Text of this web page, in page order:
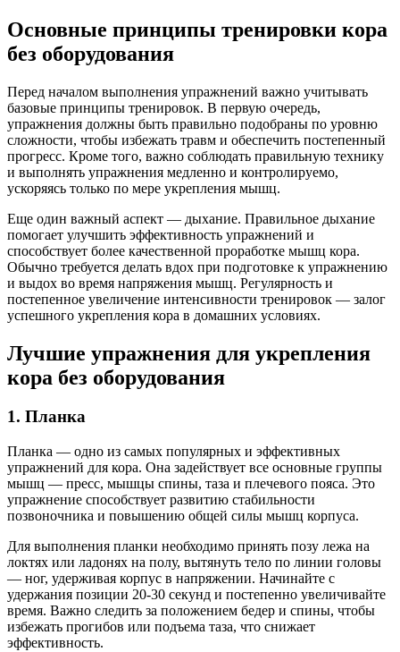
Основные принципы тренировки кора
без оборудования
Перед началом выполнения упражнений важно учитывать
базовые принципы тренировок. В первую очередь,
упражнения должны быть правильно подобраны по уровню
сложности, чтобы избежать травм и обеспечить постепенный
прогресс. Кроме того, важно соблюдать правильную технику
и выполнять упражнения медленно и контролируемо,
ускоряясь только по мере укрепления мышц.
Еще один важный аспект — дыхание. Правильное дыхание
помогает улучшить эффективность упражнений и
способствует более качественной проработке мышц кора.
Обычно требуется делать вдох при подготовке к упражнению
и выдох во время напряжения мышц. Регулярность и
постепенное увеличение интенсивности тренировок — залог
успешного укрепления кора в домашних условиях.
Лучшие упражнения для укрепления
кора без оборудования
1. Планка
Планка — одно из самых популярных и эффективных
упражнений для кора. Она задействует все основные группы
мышц — пресс, мышцы спины, таза и плечевого пояса. Это
упражнение способствует развитию стабильности
позвоночника и повышению общей силы мышц корпуса.
Для выполнения планки необходимо принять позу лежа на
локтях или ладонях на полу, вытянуть тело по линии головы
— ног, удерживая корпус в напряжении. Начинайте с
удержания позиции 20-30 секунд и постепенно увеличивайте
время. Важно следить за положением бедер и спины, чтобы
избежать прогибов или подъема таза, что снижает
эффективность.